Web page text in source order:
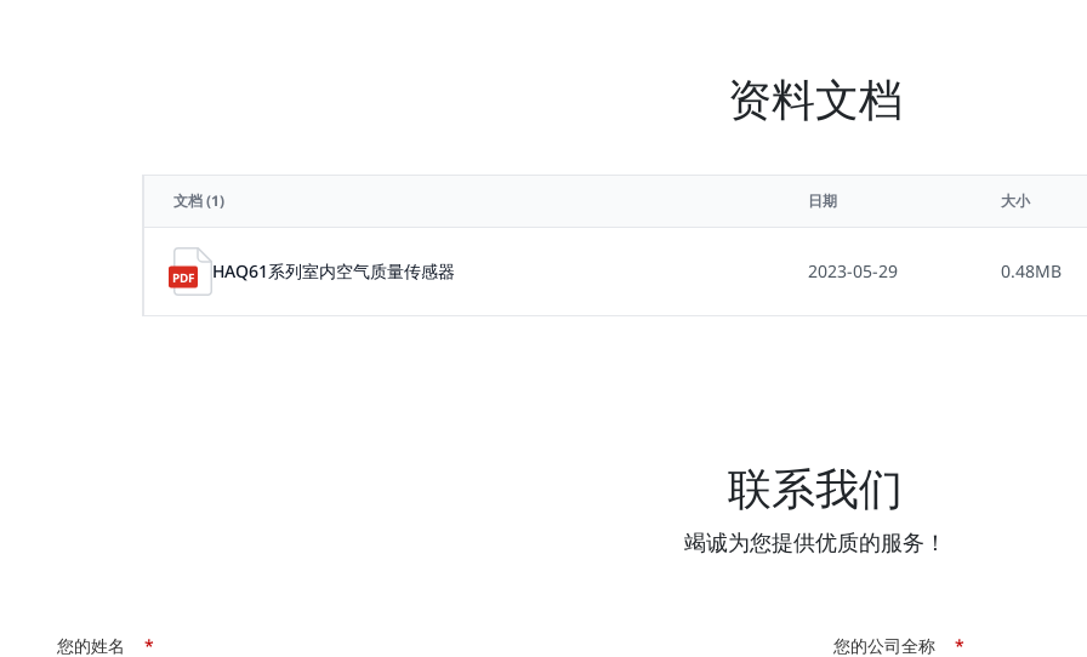
资料文档
文档(1) 日期 大小
HAQ61系列室内空气质量传感器 2023-05-29 0.48MB
联系我们
竭诚为您提供优质的服务！
*
您的姓名 *
您的公司全称